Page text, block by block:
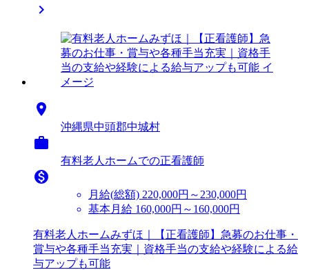


沖縄県中頭郡中城村

有料老人ホームでの正看護師

月給(総額) 220,000円～230,000円
基本月給 160,000円～160,000円
有料老人ホームみずほ｜【正看護師】急募のお仕事・
賞与や各種手当充実｜資格手当の支給や経験による給
与アップも可能